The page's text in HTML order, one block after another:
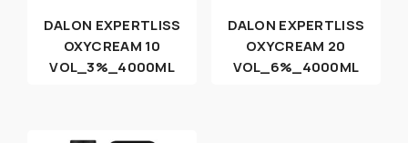
DALON EXPERTLISS
OXYCREAM 10
VOL_3%_4000ML
DALON EXPERTLISS
OXYCREAM 20
VOL_6%_4000ML